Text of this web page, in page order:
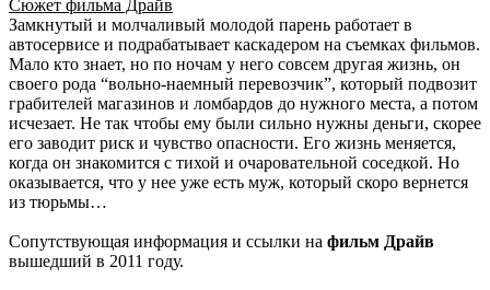
Сюжет фильма Драйв
Замкнутый и молчаливый молодой парень работает в
автосервисе и подрабатывает каскадером на съемках фильмов.
Мало кто знает, но по ночам у него совсем другая жизнь, он
своего рода “вольно-наемный перевозчик”, который подвозит
грабителей магазинов и ломбардов до нужного места, а потом
исчезает. Не так чтобы ему были сильно нужны деньги, скорее
его заводит риск и чувство опасности. Его жизнь меняется,
когда он знакомится с тихой и очаровательной соседкой. Но
оказывается, что у нее уже есть муж, который скоро вернется
из тюрьмы…
Сопутствующая информация и ссылки на фильм Драйв
вышедший в 2011 году.